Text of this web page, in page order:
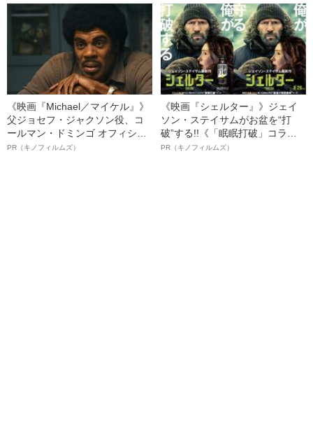
ト”が生み出した徹底ケアとは
《映画『Michael／マイケル』》
父ジョセフ・ジャクソン役、コ
ールマン・ドミンゴ オフィシャ
ルインタビュー“観客を魅了した
PR（キノフィルムズ）
《映画『シェルター』》ジェイ
ソン・ステイサムがお盆を“打
破”する!!《「眠眠打破」コラ
ボ》
PR（キノフィルムズ）